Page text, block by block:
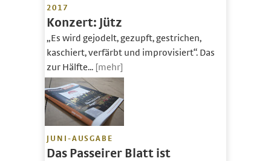
2017
Konzert: Jütz
„Es wird gejodelt, gezupft, gestrichen,
kaschiert, verfärbt und improvisiert“. Das
zur Hälfte... [mehr]
JUNI-AUSGABE
Das Passeirer Blatt ist